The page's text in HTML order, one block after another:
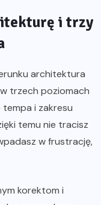
i trzy
architektura
trzech poziomach
i zakresu
temu nie tracisz
w frustrację,
korektom i